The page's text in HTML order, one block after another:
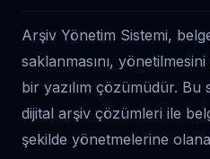
Arşiv Yönetim Sistemi,
saklanmasını,
bir yazılım çözümüdür. Bu
dijital arşiv çözümleri ile
şekilde yönetmelerine